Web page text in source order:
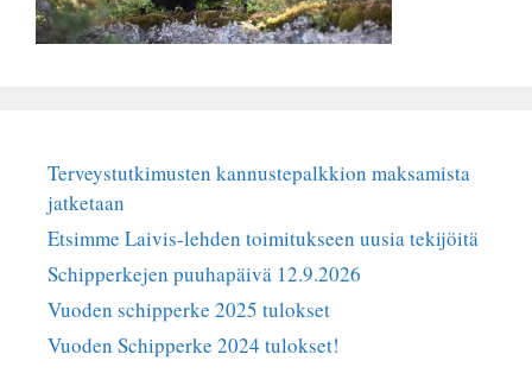
Terveystutkimusten kannustepalkkion maksamista
jatketaan
Etsimme Laivis-lehden toimitukseen uusia tekijöitä
Schipperkejen puuhapäivä 12.9.2026
Vuoden schipperke 2025 tulokset
Vuoden Schipperke 2024 tulokset!